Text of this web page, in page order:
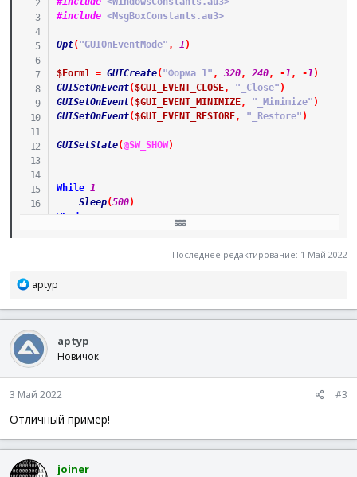
EndFunc
;==>WM_SYSCOMMAND
Func _WM_ACTIVATE($hWnd, $Msg $wParam, $lParam
If $wParam = 0 Then MsgBox( $MB_TOPMOST
EndFunc
;==>WM_ACTIVATE
#include <MsgBoxConstants.au3>
Opt( "GUIOnEventMode" , 1 )
$Form1 = GUICreate( "Форма 1" , 320, 240, -1 , -1 )
GUISetOnEvent( $GUI_EVENT_CLOSE, "_Close" )
GUISetOnEvent( $GUI_EVENT_MINIMIZE, "_Minimize" )
GUISetOnEvent( $GUI_EVENT_RESTORE, "_Restore" )
GUISetState(@SW_SHOW)
While 1
Sleep(500)
WEnd
$MB_TOPMOST, '',
'Нажата кнопка закрыть
EndFunc
Func _Minimize()
EndFunc
'Окно восстановленно.'
)
Последнее редактирование: 1 Май 2022
Р
а
ц
и
и
aptyp
aptyp
Новичок
3 Май 2022 #3
Отличный пример!
joiner